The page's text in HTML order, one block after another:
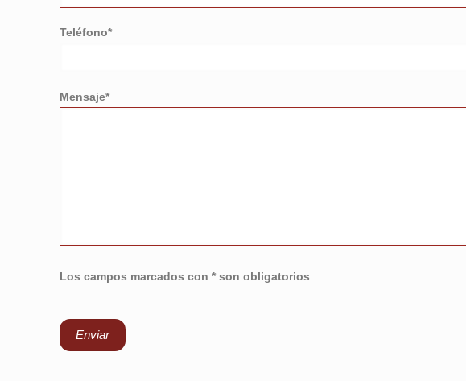
Teléfono*
Mensaje*
Los campos marcados con * son obligatorios